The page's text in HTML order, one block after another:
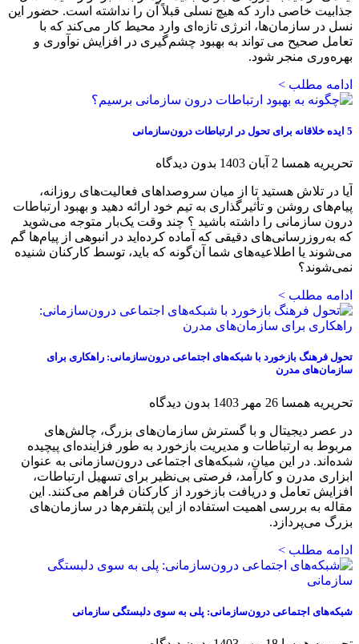
جذابیت خاصی دارد که هیچ نسلی قبلاً آن را نداشته است. حضور این
نسل در سازمان‌ها، انرژی تازه‌ای وارد محیط کار می‌کند که با
تعامل صحیح می تواند به بهبود چشم‌گیری در افزایش نوآوری و
بهره‌وری منجر شود.
ادامه مطلب >
5 ایده خلاقانه برای تحول در ارتباطات درون‌سازمانی
تحریریه همسا 2 آبان 1403 بدون دیدگاه
آیا در تلاش هستید تا از میان سروصداهای فعالیت‌های روزانه،
پیام‌های روشن و تأثیرگذاری به تیم خود ارائه دهید و بهبود ارتباطات
درون سازمانی را داشته باشید ؟ چند وقت یک‌بار متوجه می‌شوید
که به‌روزرسانی‌های دقیقی که آماده کرده‌اید در انبوهی از پیام‌ها گم
می‌شوند یا اطلاعیه‌های شما آن‌گونه که باید، توسط کارکنان شنیده
نمی‌شوند؟
ادامه مطلب >
تحول فرهنگ بازخورد با شبکه‌های اجتماعی درون‌سازمانی: راهکاری برای
سازمان‌های مدرن
تحریریه همسا 26 مهر 1403 بدون دیدگاه
در عصر دیجیتال و با گسترش سازمان‌های بزرگ، چالش‌های
مربوط به ارتباطات و مدیریت بازخورد به طور فزاینده‌ای پیچیده
شده‌اند. در این میان، شبکه‌های اجتماعی درون‌سازمانی به عنوان
ابزاری مدرن و کارآمد، فرصتی بی‌نظیر برای تسهیل ارتباطات،
افزایش تعامل و دریافت بازخورد از کارکنان فراهم می‌کنند. این
مقاله به بررسی اهمیت استفاده از این پلتفرم‌ها در سازمان‌های
بزرگ می‌پردازد.
ادامه مطلب >
شبکه‌های اجتماعی درون‌سازمانی: پلی به سوی دلبستگی سازمانی